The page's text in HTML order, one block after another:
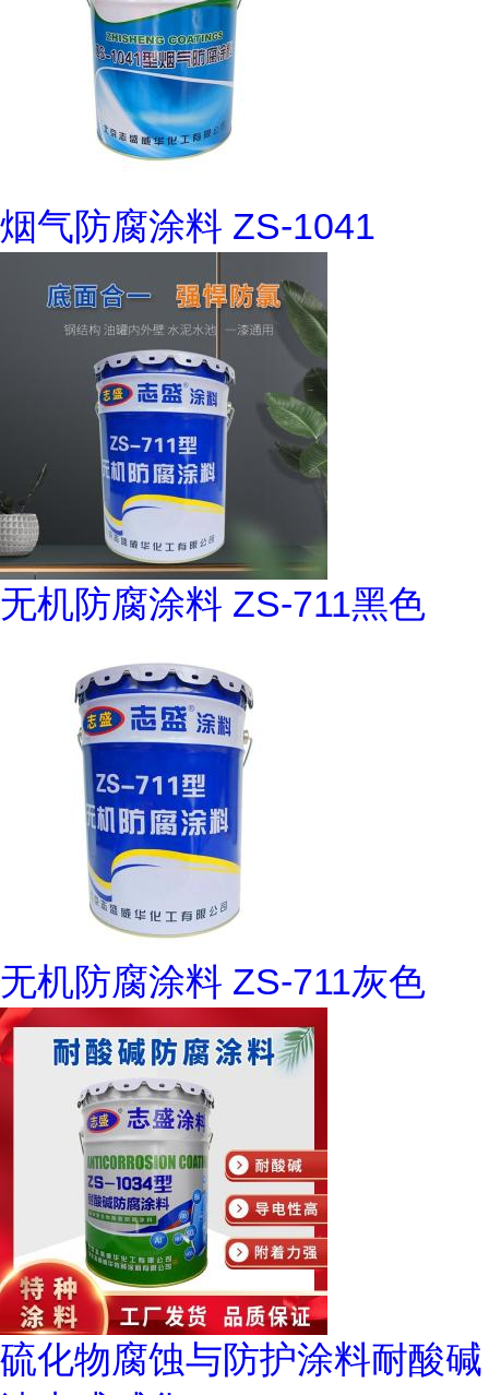
烟气防腐涂料 ZS-1041
无机防腐涂料 ZS-711黑色
无机防腐涂料 ZS-711灰色
硫化物腐蚀与防护涂料耐酸碱